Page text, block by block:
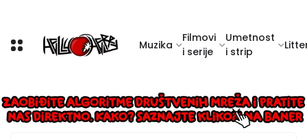
Muzika
Filmovi
i serije
Umetnost
i strip